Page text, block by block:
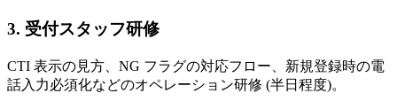
3. 受付スタッフ研修
CTI 表示の見方、NG フラグの対応フロー、新規登録時の電
話入力必須化などのオペレーション研修 (半日程度)。